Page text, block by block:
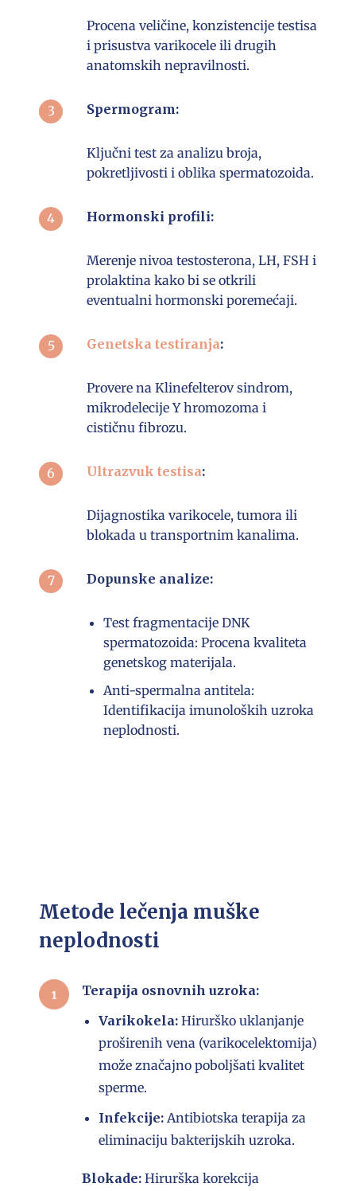
Procena veličine, konzistencije testisa
i prisustva varikocele ili drugih
anatomskih nepravilnosti.
Spermogram:
Ključni test za analizu broja,
pokretljivosti i oblika spermatozoida.
Hormonski profili:
Merenje nivoa testosterona, LH, FSH i
prolaktina kako bi se otkrili
eventualni hormonski poremećaji.
Genetska testiranja:
Provere na Klinefelterov sindrom,
mikrodelecije Y hromozoma i
cističnu fibrozu.
Ultrazvuk testisa:
Dijagnostika varikocele, tumora ili
blokada u transportnim kanalima.
Dopunske analize:
Test fragmentacije DNK
spermatozoida: Procena kvaliteta
genetskog materijala.
Anti-spermalna antitela:
Identifikacija imunoloških uzroka
neplodnosti.
Metode lečenja muške
neplodnosti
Terapija osnovnih uzroka:
Varikokela:Hirurško uklanjanje
proširenih vena (varikocelektomija)
može značajno poboljšati kvalitet
sperme.
Infekcije:Antibiotska terapija za
eliminaciju bakterijskih uzroka.
Blokade: Hirurška korekcija